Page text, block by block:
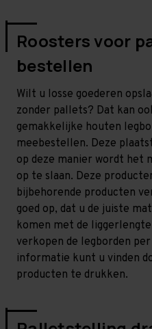
Roosters voor
bestellen
Wilt u losse goederen
zonder pallets? Dat kan
gemakkelijke houten
meebestellen. Deze
op deze manier wordt het
op te slaan. Deze
bijbehorende producten
goed op, dat u de juiste
komen met de
verkopen de legborden
informatie kunt u vinden
producten te drukken.